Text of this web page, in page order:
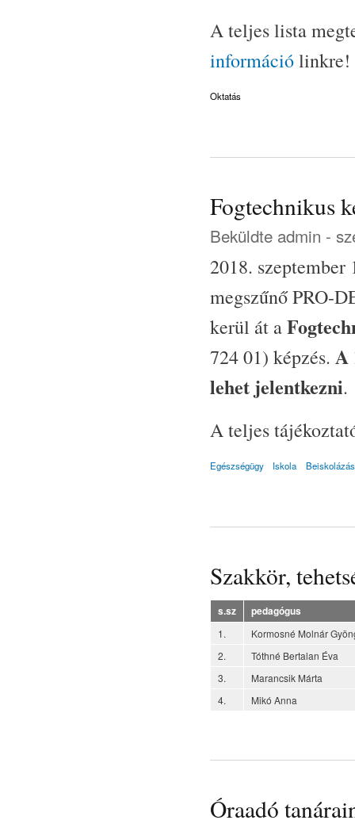
A teljes lista
információlinkre!
Oktatás
Fogtechnikus
Beküldte admin -
2018.
megszűnő PRO-
kerül át a
724 01) képzés. A
lehet jelentkezni.
A teljes
Egészségügy Iskola Beiskolázás
Szakkör,
s.sz
pedagógus
1.
Kormosné Molnár
2.
Tóthné Bertalan Éva
3.
Marancsik Márta
4.
Mikó Anna
Óraadó